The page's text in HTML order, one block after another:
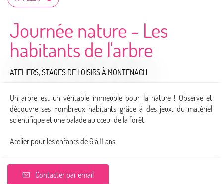
Journée nature - Les
habitants de l'arbre
ATELIERS, STAGES DE LOISIRSÀ MONTENACH
Un arbre est un véritable immeuble pour la nature ! Observe et
découvre ses nombreux habitants grâce à des jeux, du matériel
scientifique et une balade au cœur de la forêt.
Atelier pour les enfants de 6 à 11 ans.
Contacter par email